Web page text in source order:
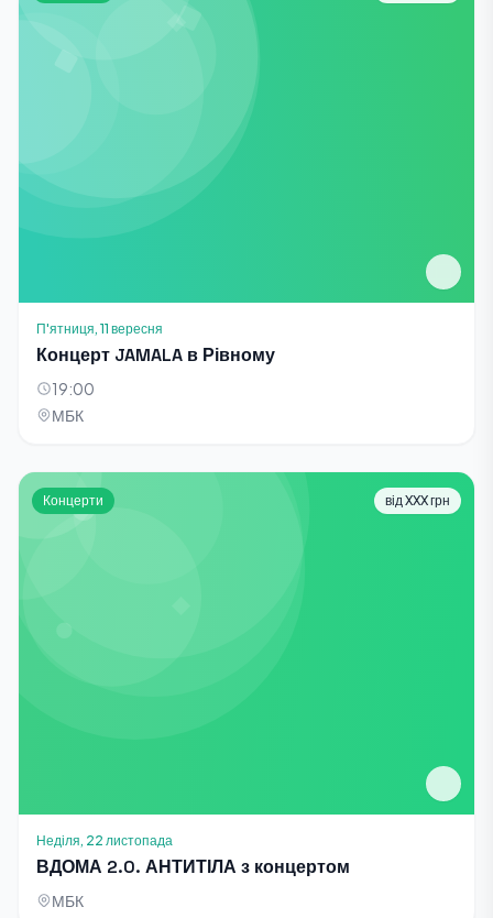
П'ятниця, 11 вересня
Концерт JAMALA в Рівному
19:00
МБК
Концерти від XXX грн
Неділя, 22 листопада
ВДОМА 2.0. АНТИТІЛА з концертом
МБК